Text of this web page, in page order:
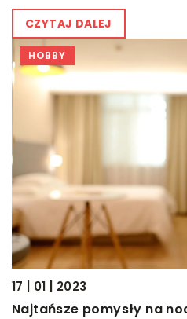
CZYTAJ DALEJ
HOBBY
17 | 01 | 2023
Najtańsze pomysły na